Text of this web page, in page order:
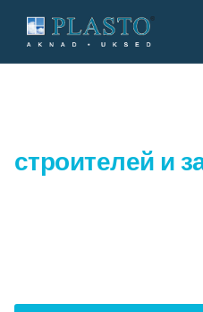
Надёжный
строителей и